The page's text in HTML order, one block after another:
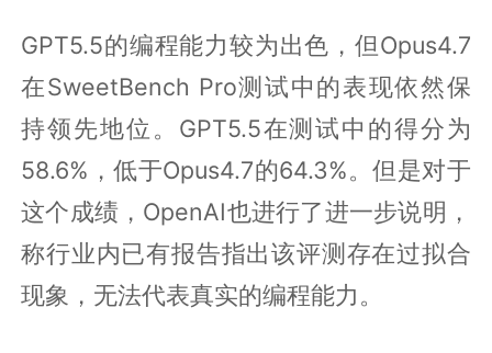
GPT5.5的编程能力较为出色，但Opus4.7
在SweetBench Pro测试中的表现依然保
持领先地位。GPT5.5在测试中的得分为
58.6%，低于Opus4.7的64.3%。但是对于
这个成绩，OpenAI也进行了进一步说明，
称行业内已有报告指出该评测存在过拟合
现象，无法代表真实的编程能力。